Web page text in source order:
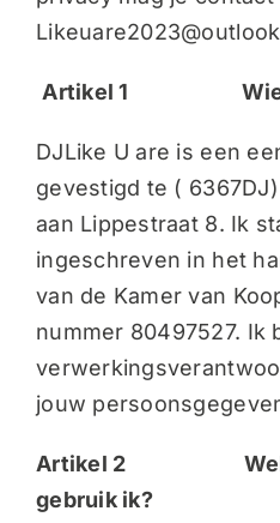
Artikel 1 Wie
DJLike U are is een
gevestigd te (
aan Lippestraat 8. Ik
ingeschreven in het
van de Kamer van
nummer 80497527. Ik
jouw
Artikel 2 Welke
gebruik ik?